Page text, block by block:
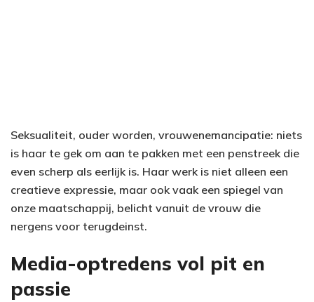
Seksualiteit, ouder worden, vrouwenemancipatie: niets
is haar te gek om aan te pakken met een penstreek die
even scherp als eerlijk is. Haar werk is niet alleen een
creatieve expressie, maar ook vaak een spiegel van
onze maatschappij, belicht vanuit de vrouw die
nergens voor terugdeinst.
Media-optredens vol pit en
passie